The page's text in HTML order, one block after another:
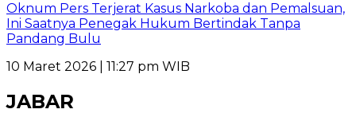
Oknum Pers Terjerat Kasus Narkoba dan Pemalsuan,
Ini Saatnya Penegak Hukum Bertindak Tanpa
Pandang Bulu
10 Maret 2026 | 11:27 pm WIB
JABAR